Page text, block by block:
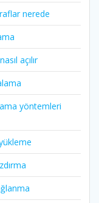
nerede
açılır
yöntemleri